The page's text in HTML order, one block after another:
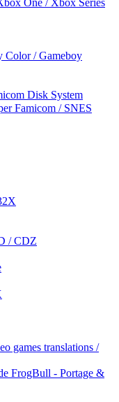
One / Xbox Series
Color / Gameboy
Disk System
Famicom / SNES
/ CDZ
games translations /
FrogBull - Portage &